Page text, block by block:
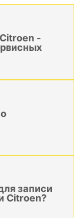
-
записи
Citroen?